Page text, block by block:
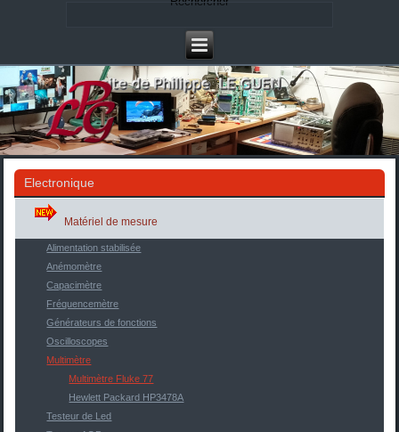
Electronique
Matériel de mesure
Alimentation stabilisée
Anémomètre
Capacimètre
Fréquencemètre
Générateurs de fonctions
Oscilloscopes
Multimètre
Multimètre Fluke 77
Hewlett Packard HP3478A
Testeur de Led